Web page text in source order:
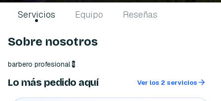
Servicios Equipo Reseñas
Sobre nosotros
barbero profesional💈
Lo más pedido aquí Ver los 2 servicios